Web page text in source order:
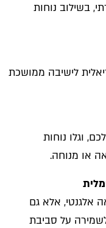
בשילוב נוחות
לישיבה ממושכת
וגלו נוחות
או מנוחה.
אלגנטי, אלא גם
על סביבת